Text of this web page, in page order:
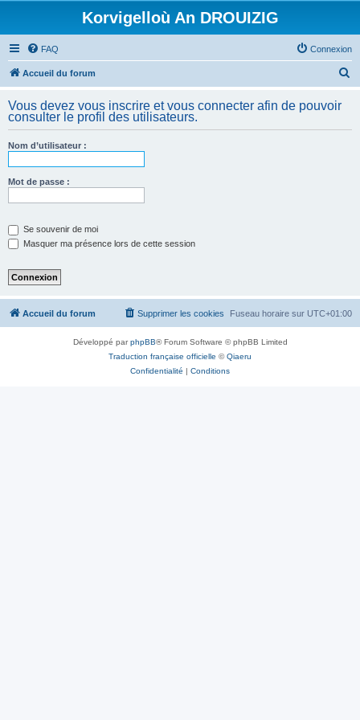
Korvigelloù An DROUIZIG
FAQ Connexion
Accueil du forum
h
Vous devez vous inscrire et vous connecter afin de pouvoir
consulter le profil des utilisateurs.
Nom d’utilisateur :
Mot de passe :
Se souvenir de moi
Masquer ma présence lors de cette session
Accueil du forum Fuseau horaire sur UTC+01:00
Supprimer les cookies
Développé parphpBB® Forum Software © phpBB Limited
Traduction française officielle ©Qiaeru
Confidentialité | Conditions